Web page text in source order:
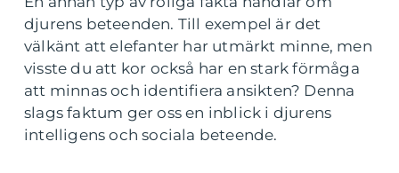
djurens beteenden. Till exempel är det
välkänt att elefanter har utmärkt minne, men
visste du att kor också har en stark förmåga
att minnas och identifiera ansikten? Denna
slags faktum ger oss en inblick i djurens
intelligens och sociala beteende.